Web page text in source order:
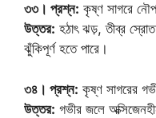
৩৩। প্রশ্ন: কৃষ্ণ সাগরে
উত্তর: হঠাৎ ঝড়, তীব্র
ঝুঁকিপূর্ণ হতে পারে।
৩৪। প্রশ্ন: কৃষ্ণ সাগরের
উত্তর: গভীর জলে